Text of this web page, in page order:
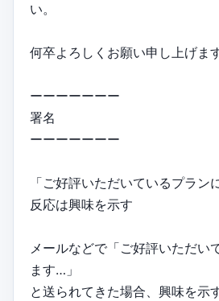
い。
何卒よろしくお願い申し上げます
ーーーーーーー
署名
ーーーーーーー
「ご好評いただいているプラン
反応は興味を示す
メールなどで「ご好評いただい
ます…」
と送られてきた場合、興味を示